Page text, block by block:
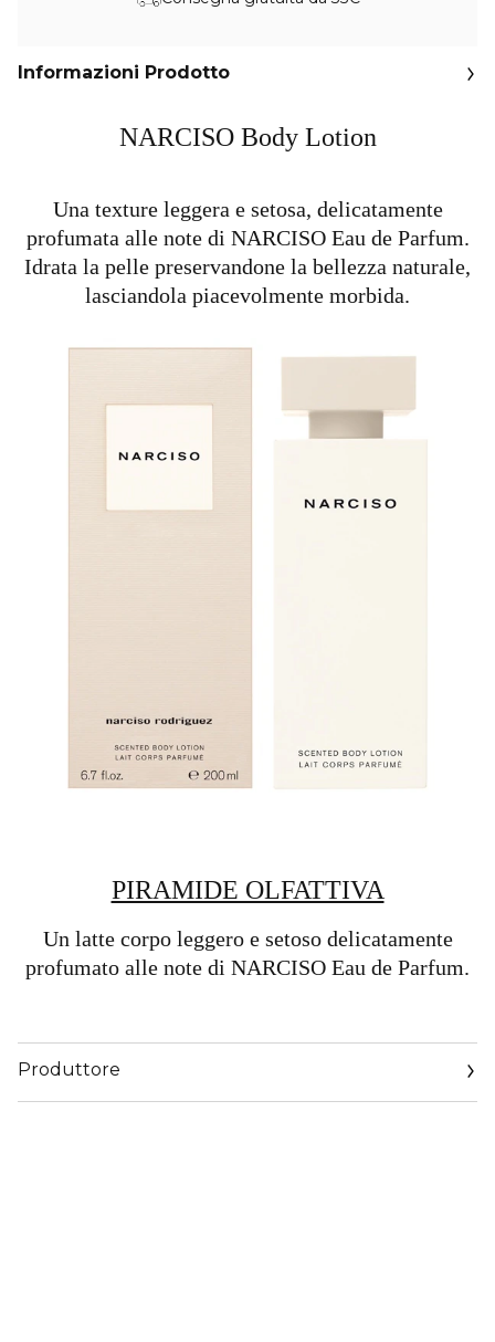
Informazioni Prodotto
NARCISO Body Lotion
Una texture leggera e setosa, delicatamente
profumata alle note di NARCISO Eau de Parfum.
Idrata la pelle preservandone la bellezza naturale,
lasciandola piacevolmente morbida.
PIRAMIDE OLFATTIVA​
Un latte corpo leggero e setoso delicatamente
profumato alle note di NARCISO Eau de Parfum.
Produttore